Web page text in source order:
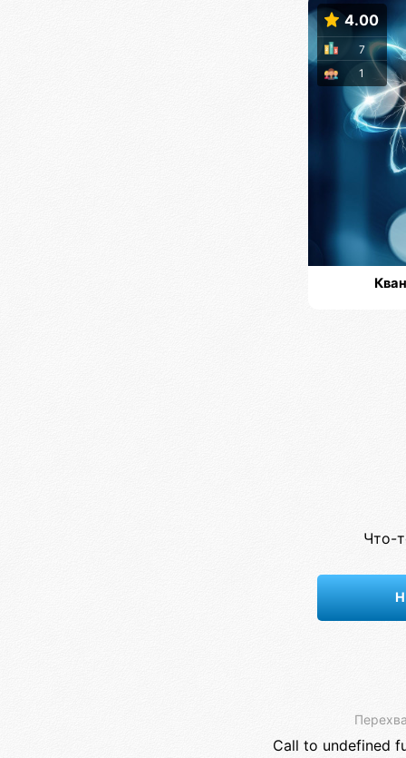
4.00
1
7
Что-
Call to undefined